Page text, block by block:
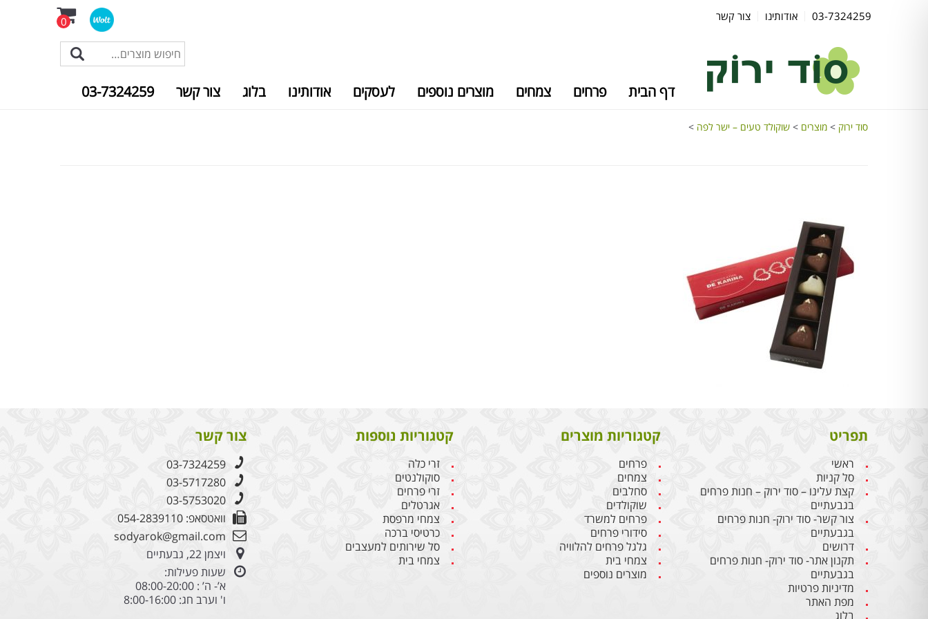
03-7324259 אודותינו צור קשר 0
דף הבית פרחים צמחים מוצרים נוספים לעסקים אודותינו בלוג צור קשר 03-7324259
סוד ירוק > מוצרים > שוקולד טעים – ישר לפה >
תפריט
ראשי
סל קניות
קצת עלינו – סוד ירוק – חנות פרחים
בגבעתיים
צור קשר- סוד ירוק- חנות פרחים
בגבעתיים
דרושים
תקנון אתר- סוד ירוק- חנות פרחים
בגבעתיים
מדיניות פרטיות
מפת האתר
בלוג
קטגוריות מוצרים
פרחים
צמחים
סחלבים
שוקולדים
פרחים למשרד
סידורי פרחים
גלגל פרחים להלוויה
צמחי בית
מוצרים נוספים
קטגוריות נוספות
זרי כלה
סוקולנטים
זרי פרחים
אגרטלים
צמחי מרפסת
כרטיסי ברכה
סל שירותים למעצבים
צמחי בית
צור קשר
03-7324259
03-5717280
03-5753020
וואטסאפ: 054-2839110
sodyarok@gmail.com
ויצמן 22, גבעתיים
שעות פעילות:
א’- ה’ : 08:00-20:00
ו' וערב חג: 8:00-16:00